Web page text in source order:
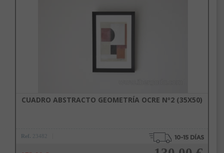
CUADRO ABSTRACTO GEOMETRÍA OCRE Nº2 (35X50)
Ref.